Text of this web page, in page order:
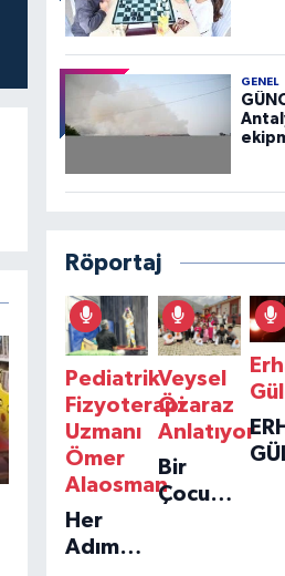
GENEL
Röportaj
Pediatrik
Fizyoterapi
Uzmanı
Ömer
Alaosman
Her
Adım
Veysel
Özaraz
Anlatıyor
Bir
Çocuğun